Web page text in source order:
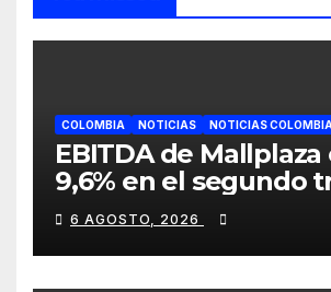
COLOMBIA NOTICIAS NOTICIAS
EBITDA de Mallplaza
9,6% en el segundo
mientras avanza en
de crecimiento en
6 AGOSTO, 2026